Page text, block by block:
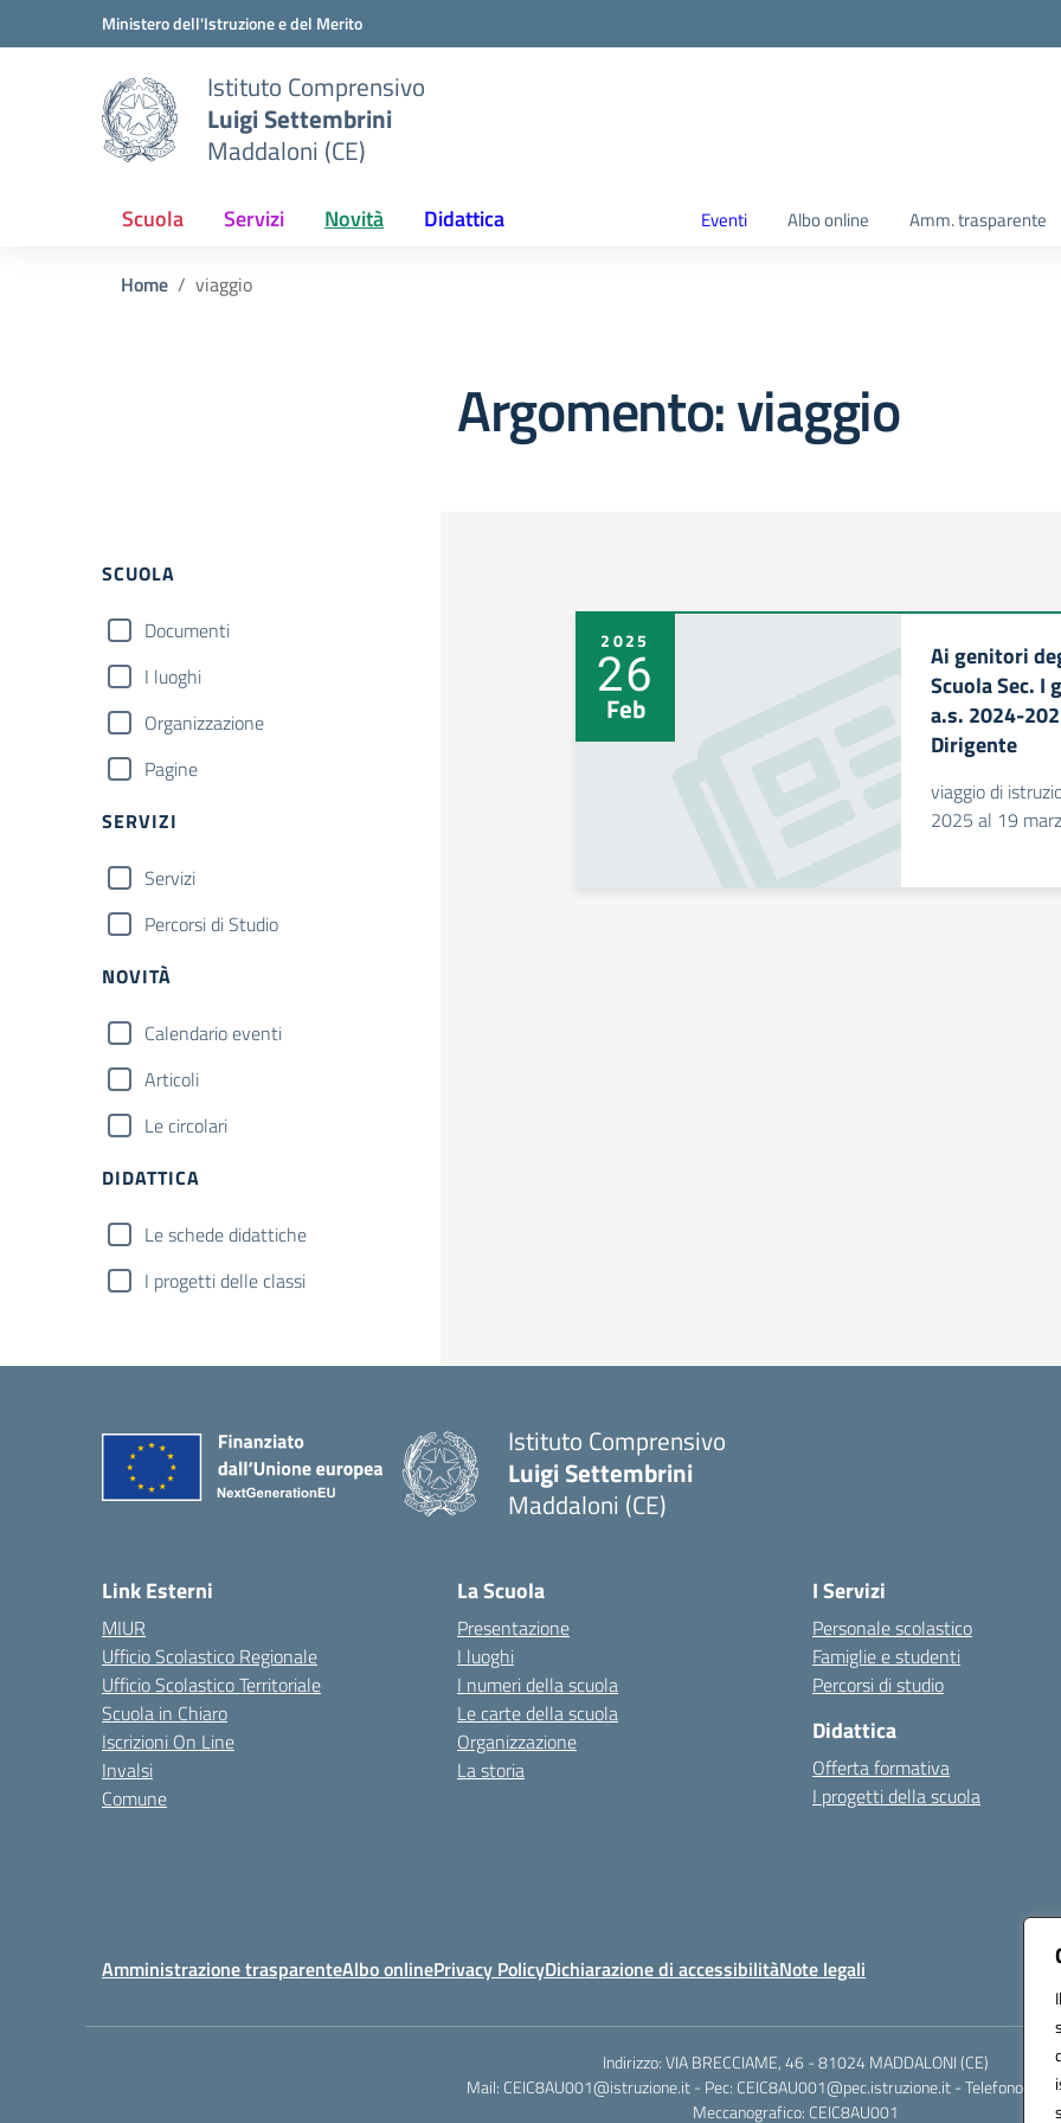
Vai ai contenuti
Vai al menu di navigazioneMinistero dell'Istruzione e del Merito
Istituto Comprensivo
Luigi Settembrini
Maddaloni (CE)
Scuola Servizi Novità Didattica Eventi Albo online Amm. trasparente
Home viaggio
Argomento: viaggio
Filtri
SCUOLA
Documenti
I luoghi
Organizzazione
Pagine
SERVIZI
Servizi
Percorsi di Studio
NOVITÀ
Calendario eventi
Articoli
Le circolari
DIDATTICA
Le schede didattiche
I progetti delle classi
2025
26
Feb
Ai genitori
Scuola Sec.
a.s. 2024-
Dirigente
viaggio di
2025 al 19
Istituto Comprensivo
Luigi Settembrini
Maddaloni (CE)
Link Esterni
MIUR
Ufficio Scolastico Regionale
Ufficio Scolastico Territoriale
Scuola in Chiaro
Iscrizioni On Line
Invalsi
Comune
La Scuola
Presentazione
I luoghi
I numeri della scuola
Le carte della scuola
Organizzazione
La storia
I Servizi
Personale scolastico
Famiglie e studenti
Percorsi di studio
Didattica
Offerta formativa
I progetti della scuola
Amministrazione trasparenteAlbo onlinePrivacy PolicyDichiarazione di accessibilitàNote legali
Indirizzo: VIA BRECCIAME, 46 - 81024 MADDALONI (CE)
Mail: CEIC8AU001@istruzione.it - Pec: CEIC8AU001@pec.istruzione.it - Telefono:
Meccanografico: CEIC8AU001